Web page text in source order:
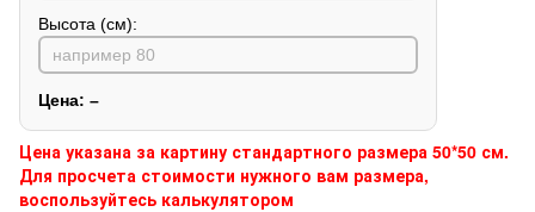
Высота (см):
Цена: –
Цена указана за картину стандартного размера 50*50 см.
Для просчета стоимости нужного вам размера,
воспользуйтесь калькулятором